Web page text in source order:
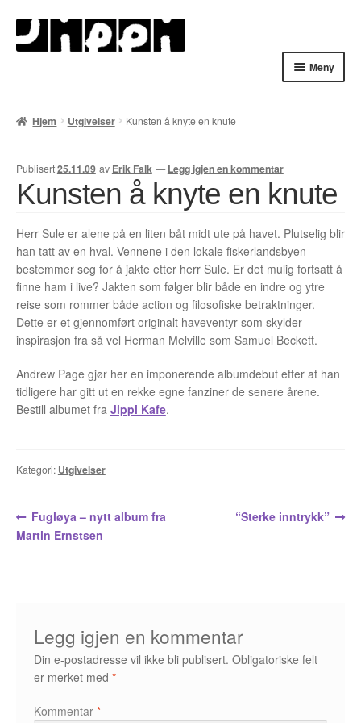
Hopp
til
Hopp
til
Meny
Handlekurv
Min konto
Nyheter
Nyhetsarkiv
Nyhetsbrev
Kontakt
Reklamebanners
Anja Dahle Øverbye
Annette Saugestad Helland
Hjem Utgivelser Kunsten å knyte en knute
Publisert25.11.09 av Erik Falk —Legg igjen en kommentar
Kunsten å knyte en knute
Herr Sule er alene på en liten båt midt ute på havet. Plutselig blir
han tatt av en hval. Vennene i den lokale fiskerlandsbyen
bestemmer seg for å jakte etter herr Sule. Er det mulig fortsatt å
finne ham i live? Jakten som følger blir både en indre og ytre
reise som rommer både action og filosofiske betraktninger.
Dette er et gjennomført originalt haveventyr som skylder
inspirasjon fra så vel Herman Melville som Samuel Beckett.
Andrew Page gjør her en imponerende albumdebut etter at han
tidligere har gitt ut en rekke egne fanziner de senere årene.
Bestill albumet fra Jippi Kafe.
Kategori: Utgivelser
Innleggsnavigasjon
Forrige
innlegg:
Fugløya – nytt album fra
Martin Ernstsen
Neste
“Sterke inntrykk”
Legg igjen en kommentar
Din e-postadresse vil ikke bli publisert. Obligatoriske felt
er merket med*
Kommentar*